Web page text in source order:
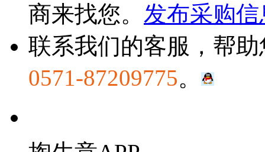
商来找您。 发布采购信
联系我们的客服，帮
0571-87209775。